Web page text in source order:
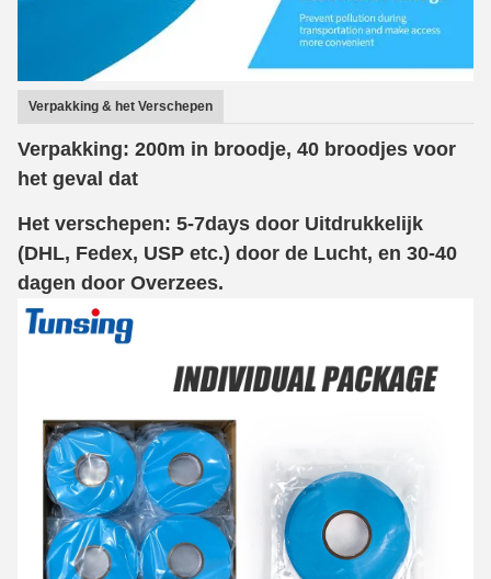
Verpakking & het Verschepen
Verpakking: 200m in broodje, 40 broodjes voor
het geval dat
Het verschepen: 5-7days door Uitdrukkelijk
(DHL, Fedex, USP etc.) door de Lucht, en 30-40
dagen door Overzees.